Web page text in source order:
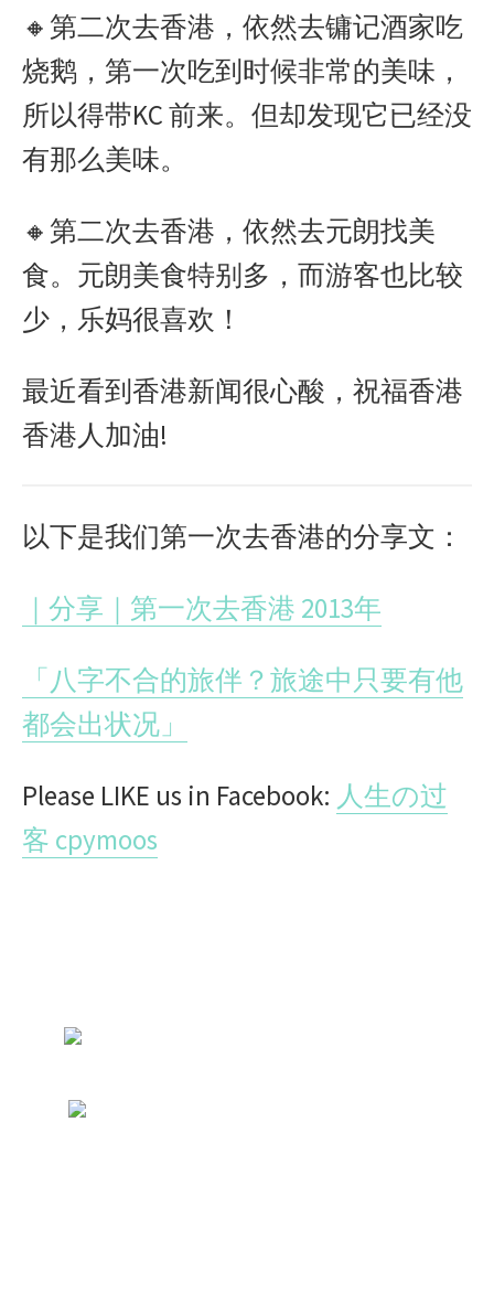
🔸第二次去香港，依然去镛记酒家吃
烧鹅，第一次吃到时候非常的美味，
所以得带KC 前来。但却发现它已经没
有那么美味。
🔸第二次去香港，依然去元朗找美
食。元朗美食特别多，而游客也比较
少，乐妈很喜欢！
最近看到香港新闻很心酸，祝福香港
香港人加油!
以下是我们第一次去香港的分享文：
｜分享｜第一次去香港 2013年
「八字不合的旅伴？旅途中只要有他
都会出状况」
Please LIKE us in Facebook: 人生の过
客 cpymoos